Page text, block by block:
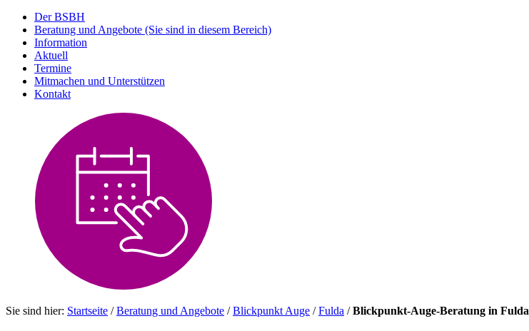
Der BSBH
Beratung und Angebote (Sie sind in diesem Bereich)
Information
Aktuell
Termine
Mitmachen und Unterstützen
Kontakt
Sie sind hier: Startseite / Beratung und Angebote /Blickpunkt Auge /Fulda /Blickpunkt-Auge-Beratung in Fulda